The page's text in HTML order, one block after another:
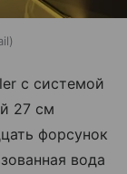
с системой
27 см
форсунок
вода